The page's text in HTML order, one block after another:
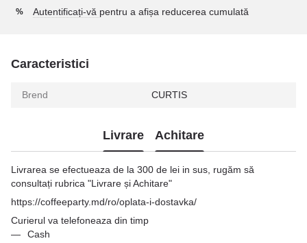
% Autentificați-vă pentru a afișa reducerea cumulată
Caracteristici
Brend CURTIS
Livrare Achitare
Livrarea se efectueaza de la 300 de lei in sus, rugăm să
consultați rubrica "Livrare și Achitare"
https://coffeeparty.md/ro/oplata-i-dostavka/
Curierul va telefoneaza din timp
Cash